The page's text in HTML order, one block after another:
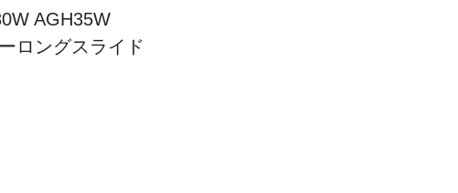
AGH35W
ロングスライド